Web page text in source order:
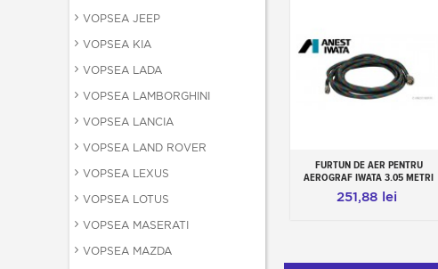
VOPSEA JEEP
VOPSEA KIA
VOPSEA LADA
VOPSEA LAMBORGHINI
VOPSEA LANCIA
VOPSEA LAND ROVER
VOPSEA LEXUS
VOPSEA LOTUS
VOPSEA MASERATI
VOPSEA MAZDA
Add to cart
FURTUN DE AER PENTRU
AEROGRAF IWATA 3.05 METRI
251,88 lei